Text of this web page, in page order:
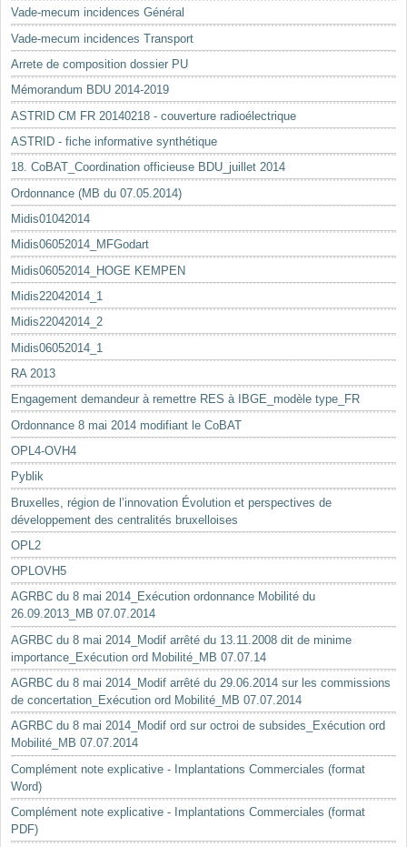
Vade-mecum incidences Général
Vade-mecum incidences Transport
Arrete de composition dossier PU
Mémorandum BDU 2014-2019
ASTRID CM FR 20140218 - couverture radioélectrique
ASTRID - fiche informative synthétique
18. CoBAT_Coordination officieuse BDU_juillet 2014
Ordonnance (MB du 07.05.2014)
Midis01042014
Midis06052014_MFGodart
Midis06052014_HOGE KEMPEN
Midis22042014_1
Midis22042014_2
Midis06052014_1
RA 2013
Engagement demandeur à remettre RES à IBGE_modèle type_FR
Ordonnance 8 mai 2014 modifiant le CoBAT
OPL4-OVH4
Pyblik
Bruxelles, région de l’innovation Évolution et perspectives de
développement des centralités bruxelloises
OPL2
OPLOVH5
AGRBC du 8 mai 2014_Exécution ordonnance Mobilité du
26.09.2013_MB 07.07.2014
AGRBC du 8 mai 2014_Modif arrêté du 13.11.2008 dit de minime
importance_Exécution ord Mobilité_MB 07.07.14
AGRBC du 8 mai 2014_Modif arrêté du 29.06.2014 sur les commissions
de concertation_Exécution ord Mobilité_MB 07.07.2014
AGRBC du 8 mai 2014_Modif ord sur octroi de subsides_Exécution ord
Mobilité_MB 07.07.2014
Complément note explicative - Implantations Commerciales (format
Word)
Complément note explicative - Implantations Commerciales (format
PDF)